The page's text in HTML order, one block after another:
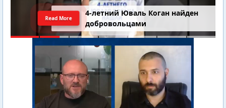
4-летний Юваль Коган найден
добровольцами
Read More